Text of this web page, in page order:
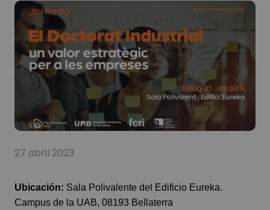
27 abril 2023
Ubicación: Sala Polivalente del Edificio Eureka.
Campus de la UAB, 08193 Bellaterra